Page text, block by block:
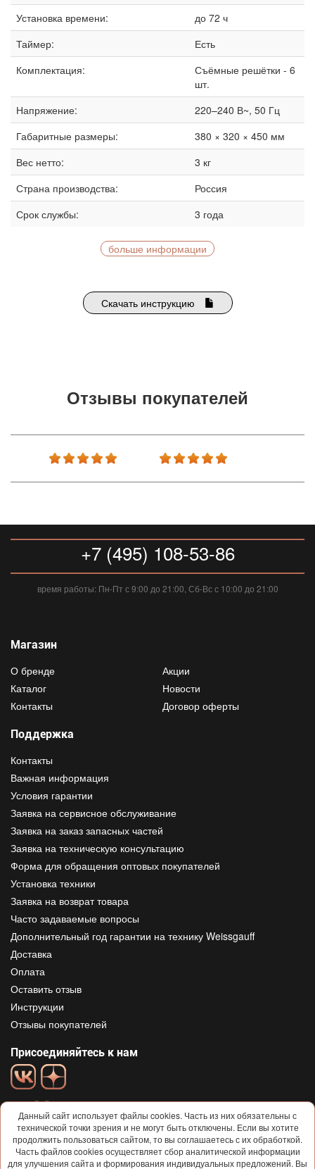
Установка времени:
до 72 ч
Таймер:
Есть
Комплектация:
Съёмные решётки - 6
шт.
Напряжение:
220–240 В~, 50 Гц
Габаритные размеры:
380 × 320 × 450 мм
Вес нетто:
3 кг
Страна производства:
Россия
Срок службы:
3 года
больше информации
Скачать инструкцию
Отзывы покупателей
+7 (495) 108-53-86
время работы: Пн-Пт с 9:00 до 21:00, Сб-Вс с 10:00 до 21:00
Магазин
О бренде
Каталог
Контакты
Акции
Новости
Договор оферты
Поддержка
Контакты
Важная информация
Условия гарантии
Заявка на сервисное обслуживание
Заявка на заказ запасных частей
Заявка на техническую консультацию
Форма для обращения оптовых покупателей
Установка техники
Заявка на возврат товара
Часто задаваемые вопросы
Дополнительный год гарантии на технику Weissgauff
Доставка
Оплата
Оставить отзыв
Инструкции
Отзывы покупателей
Присоединяйтесь к нам
Данный сайт использует файлы cookies. Часть из них обязательны с
технической точки зрения и не могут быть отключены. Если вы хотите
продолжить пользоваться сайтом, то вы соглашаетесь с их обработкой.
Часть файлов cookies осуществляет сбор аналитической информации
для улучшения сайта и формирования индивидуальных предложений. Вы